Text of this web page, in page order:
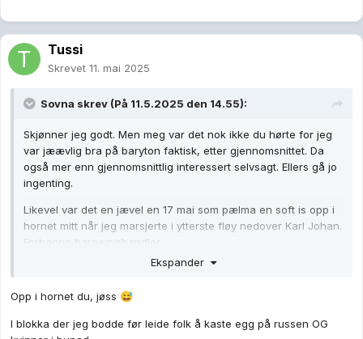
Tussi
Skrevet 11. mai 2025
Sovna skrev (På 11.5.2025 den 14.55):
Skjønner jeg godt. Men meg var det nok ikke du hørte for jeg
var jæævlig bra på baryton faktisk, etter gjennomsnittet. Da
også mer enn gjennomsnittlig interessert selvsagt. Ellers gå jo
ingenting.
Likevel var det en jævel en 17 mai som pælma en soft is opp i
hornet mitt når jeg marsjerte i ytterste fløy nedover Karl Johan.
Forbanna barnemishandler..
Ekspander
Opp i hornet du, jøss 😅
I blokka der jeg bodde før leide folk å kaste egg på russen OG